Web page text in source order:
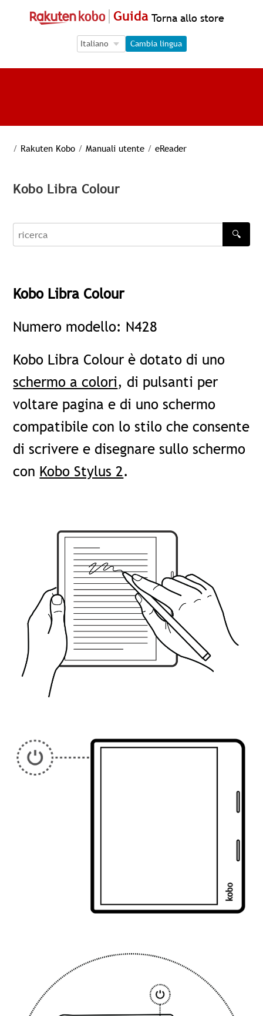
Guida Torna allo store
Language Selection
Language Selection
Cambia lingua
/ Rakuten Kobo / Manuali utente / eReader
Kobo Libra Colour
recherche
🔍
Kobo Libra Colour
Numero modello: N428
Kobo Libra Colour è dotato di uno
schermo a colori, di pulsanti per
voltare pagina e di uno schermo
compatibile con lo stilo che consente
di scrivere e disegnare sullo schermo
con Kobo Stylus 2.